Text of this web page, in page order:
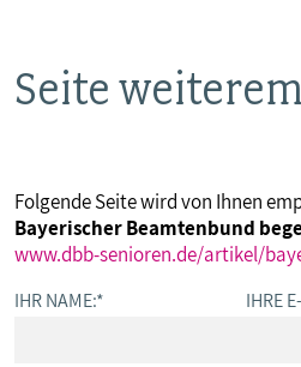
DBB SENIOREN
VERANSTALTUNGEN
Seite
Folgende Seite wird von Ihnen
Bayerischer Beamtenbund
www.dbb-senioren.de/artikel/
IHR NAME:* IHRE